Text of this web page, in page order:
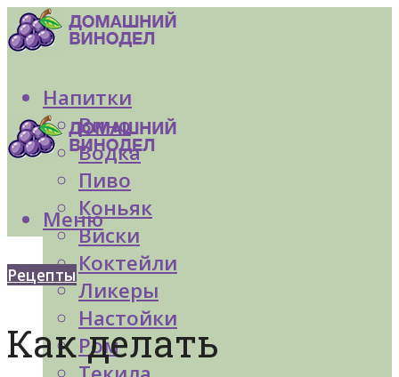
Напитки
Вино
Водка
Пиво
Коньяк
Виски
Коктейли
Ликеры
Настойки
Ром
Меню
Рецепты
Как делать